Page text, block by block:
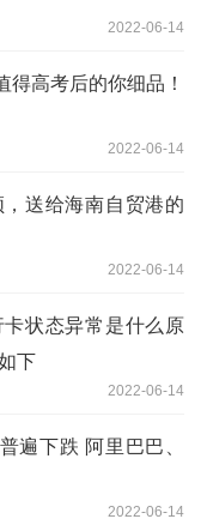
2022-06-14
得高考后的你细品！
2022-06-14
送给海南自贸港的
2022-06-14
状态异常是什么原
下
2022-06-14
遍下跌 阿里巴巴、
2022-06-14